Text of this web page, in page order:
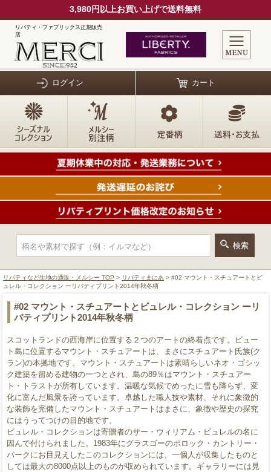
3,980円以上お買い上げで送料無料
リバティ・ファブリックス正規販売
店
ログイン カート
リバティなど生地の通販・メルシー TOP > リバティまにあ > #02 マウント・スチュアートとビ
ュレル・コレクション ーリバティプリント2014年秋冬柄
#02 マウント・スチュアートとビュレル・コレクション ーリ
バティプリント2014年秋冬柄
スコットランドの西海岸に位置する２つのアートの終着点です。ビュー
ト島に位置するマウント・スチュアートは、まさにスチュアート氏族(ク
ラン)の本拠地です。マウント・スチュアートは素晴らしいネオ・ゴシッ
ク建築を留める建物の一つとされ、島の89％はマウント・スチュアー
ト・トラストが所有しています。温暖な気候でめったに雪も降らず、変
化に富んだ風景を誇っています。卓越した職人技や素材、それに象徴的
な装飾を完備したマウント・スチュアートはまさに、象徴や歴史の探究
にはうってつけの目的地です。
ビュレル・コレクションは寄贈者のサー・ウィリアム・ビュレルの名に
因んで付けられました。1983年にグラスゴーのポロック・カントリー・
パークにお目見えしたこのコレクションには、一個人が収集したものと
しては最大の8000点以上のものが収められています。ギャラリーには見